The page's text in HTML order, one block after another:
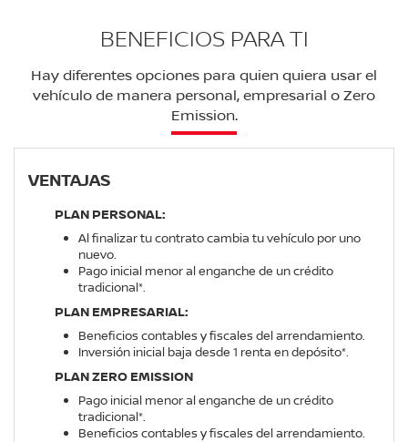
BENEFICIOS PARA TI
Hay diferentes opciones para quien quiera usar el
vehículo de manera personal, empresarial o Zero
Emission.
VENTAJAS
PLAN PERSONAL:
Al finalizar tu contrato cambia tu vehículo por uno
nuevo.
Pago inicial menor al enganche de un crédito
tradicional*.
PLAN EMPRESARIAL:
Beneficios contables y fiscales del arrendamiento.
Inversión inicial baja desde 1 renta en depósito*.
PLAN ZERO EMISSION
Pago inicial menor al enganche de un crédito
tradicional*.
Beneficios contables y fiscales del arrendamiento.